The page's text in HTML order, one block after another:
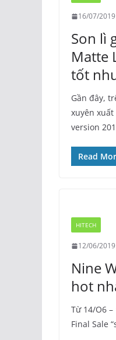
16/07/2019
Son lì
Matte
tốt
Gần đây,
xuyên
version
Read
HITECH
12/06/2019
Nine
hot
Từ 14/O6
Final Sale